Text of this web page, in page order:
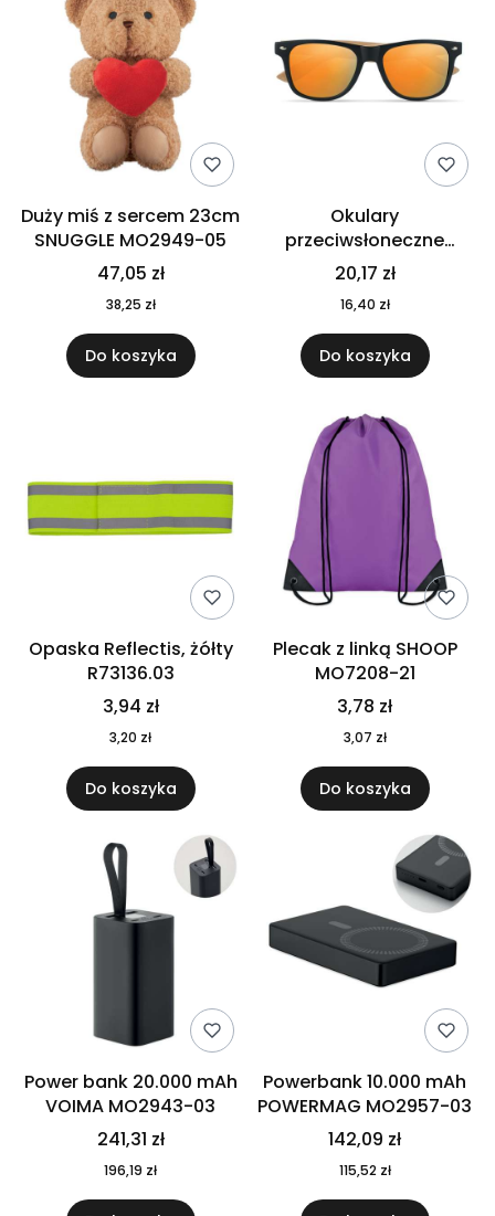
Duży miś z sercem 23cm
SNUGGLE MO2949-05
47,05 zł
38,25 zł
Do koszyka
Okulary
przeciwsłoneczne
CALIFORNIA TOUCH
MO9617-10
20,17 zł
16,40 zł
Do koszyka
Opaska Reflectis, żółty
R73136.03
3,94 zł
3,20 zł
Do koszyka
Plecak z linką SHOOP
MO7208-21
3,78 zł
3,07 zł
Do koszyka
Power bank 20.000 mAh
VOIMA MO2943-03
241,31 zł
196,19 zł
Powerbank 10.000 mAh
POWERMAG MO2957-03
142,09 zł
115,52 zł